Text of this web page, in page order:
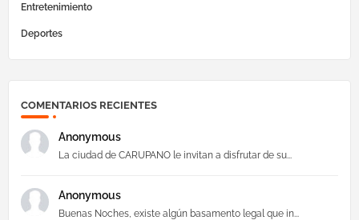
Entretenimiento
Deportes
COMENTARIOS RECIENTES
Anonymous
La ciudad de CARUPANO le invitan a disfrutar de su...
Anonymous
Buenas Noches, existe algún basamento legal que in...